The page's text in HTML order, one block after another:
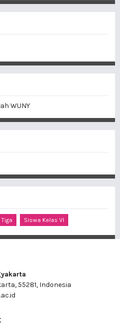
WUNY
Siswa Kelas VI
55281, Indonesia